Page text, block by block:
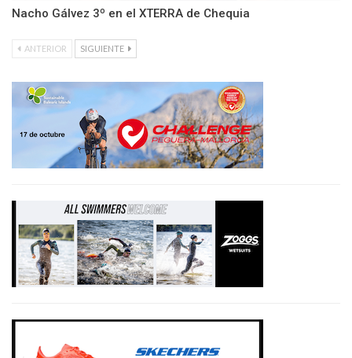
Nacho Gálvez 3º en el XTERRA de Chequia
ANTERIOR SIGUIENTE